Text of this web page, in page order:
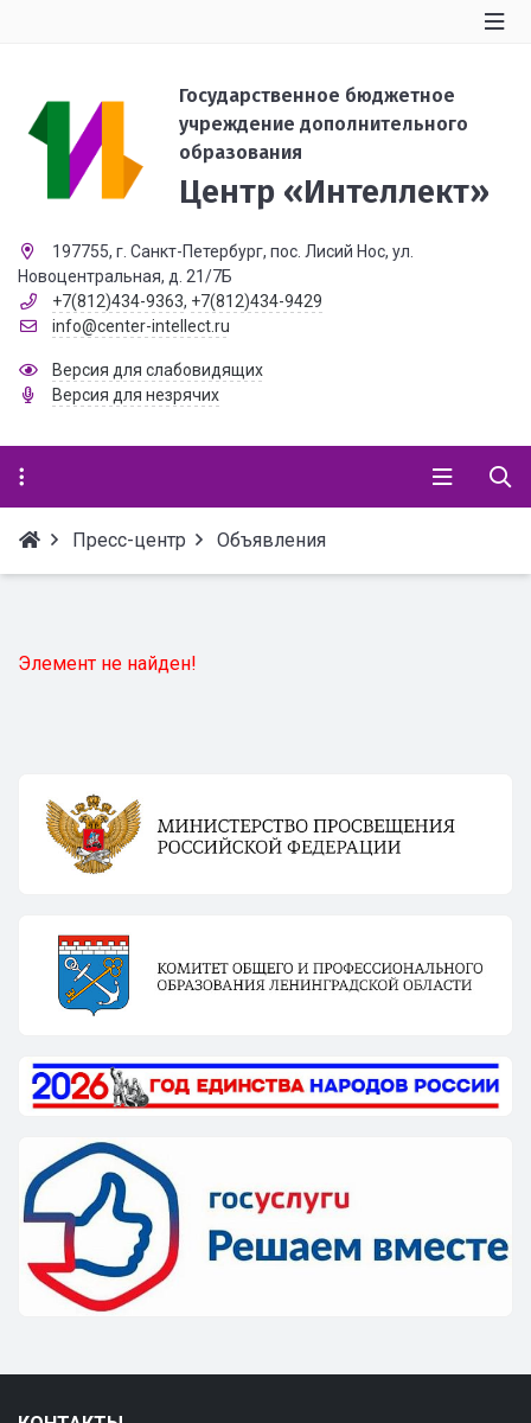
Государственное бюджетное
учреждение дополнительного
образования
Центр «Интеллект»
197755, г. Санкт-Петербург, пос. Лисий Нос, ул.
Новоцентральная, д. 21/7Б
+7(812)434-9363, +7(812)434-9429
info@center-intellect.ru
Версия для слабовидящих
Версия для незрячих
Пресс-центр Объявления
Элемент не найден!